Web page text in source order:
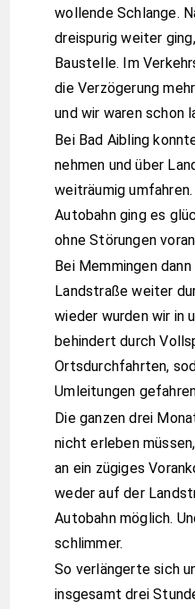
wollende Schlange.
dreispurig weiter
Baustelle. Im
die Verzögerung
und wir waren schon
Bei Bad Aibling
nehmen und über
weiträumig
Autobahn ging es
ohne Störungen
Bei Memmingen
Landstraße weiter
wieder wurden wir in
behindert durch
Ortsdurchfahrten,
Umleitungen
Die ganzen drei
nicht erleben
an ein zügiges
weder auf der
Autobahn möglich.
schlimmer.
So verlängerte sich
insgesamt drei